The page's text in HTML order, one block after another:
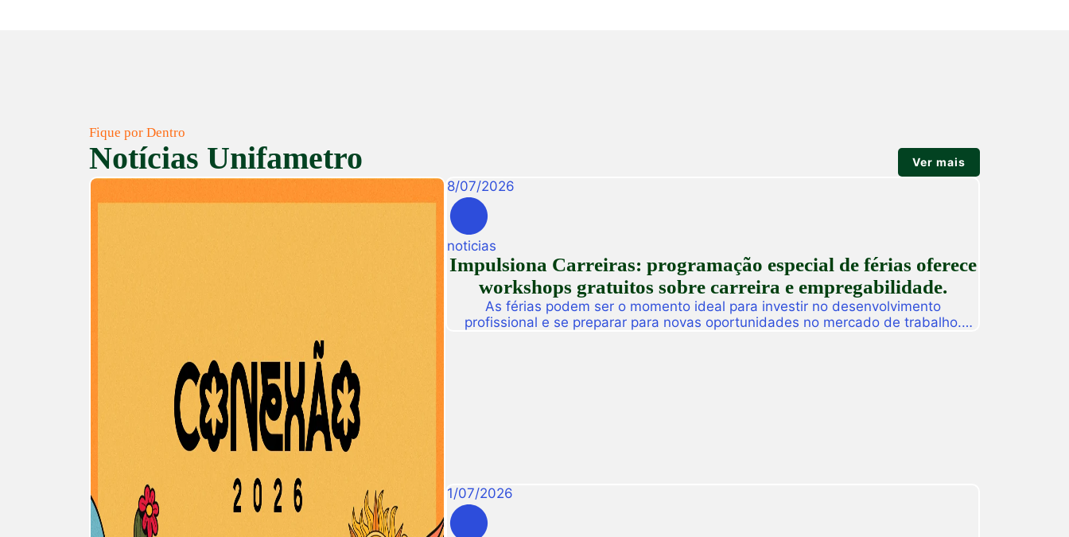
Fique por Dentro
Notícias Unifametro Ver mais
8/07/2026
noticias
Impulsiona Carreiras: programação especial de férias oferece
workshops gratuitos sobre carreira e empregabilidade.
As férias podem ser o momento ideal para investir no desenvolvimento
profissional e se preparar para novas oportunidades no mercado de trabalho.
1/07/2026